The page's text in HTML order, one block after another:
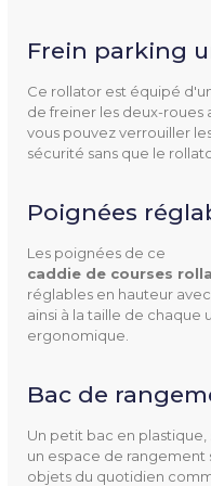
Frein parking
Ce rollator est équipé
de freiner les deux-roues
vous pouvez verrouiller
sécurité sans que le
Poignées
Les poignées de ce
caddie de courses
réglables en hauteur
ainsi à la taille de chaque
ergonomique.
Bac de
Un petit bac en
un espace de
objets du quotidien
Mentions Obligatoires
Ean13